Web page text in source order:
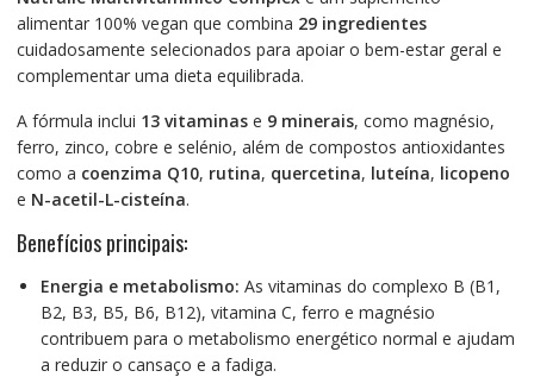
alimentar 100% vegan que combina 29 ingredientes
cuidadosamente selecionados para apoiar o bem-estar geral e
complementar uma dieta equilibrada.
A fórmula inclui 13 vitaminase 9 minerais, como magnésio,
ferro, zinco, cobre e selénio, além de compostos antioxidantes
como a coenzima Q10, rutina, quercetina, luteína, licopeno
e N-acetil-L-cisteína.
Benefícios principais:
Energia e metabolismo: As vitaminas do complexo B (B1,
B2, B3, B5, B6, B12), vitamina C, ferro e magnésio
contribuem para o metabolismo energético normal e ajudam
a reduzir o cansaço e a fadiga.